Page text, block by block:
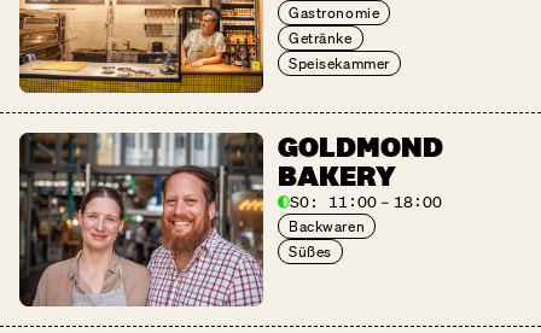
Gastronomie
Getränke
Speisekammer
GOLDMOND
BAKERY
SO: 11:00 – 18:00
Backwaren
Süßes